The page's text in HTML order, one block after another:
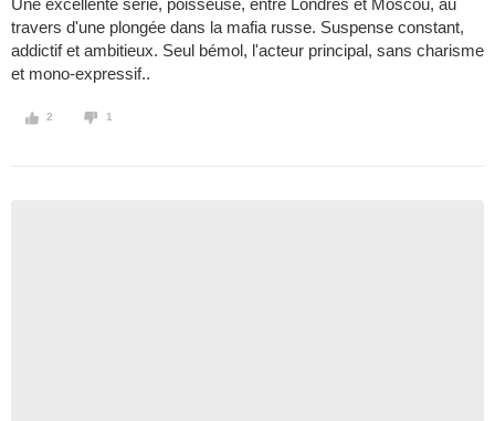
Une excellente série, poisseuse, entre Londres et Moscou, au
travers d'une plongée dans la mafia russe. Suspense constant,
addictif et ambitieux. Seul bémol, l'acteur principal, sans charisme
et mono-expressif..
2 1